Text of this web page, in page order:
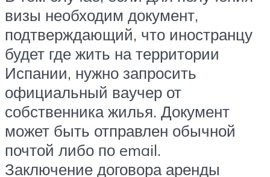
визы необходим документ,
подтверждающий, что иностранцу
будет где жить на территории
Испании, нужно запросить
официальный ваучер от
собственника жилья. Документ
может быть отправлен обычной
почтой либо по email.
Заключение договора аренды